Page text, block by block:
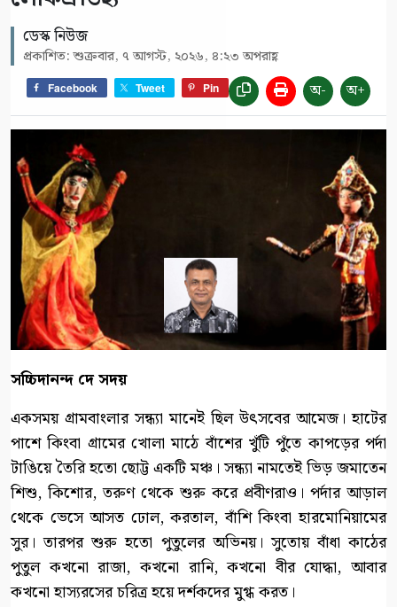
ডেস্ক নিউজ
প্রকাশিত: শুক্রবার, ৭ আগস্ট, ২০২৬, ৪:২৩ অপরাহ্ণ
Facebook Tweet Pin অ- অ+
সচ্চিদানন্দ দে সদয়
একসময় গ্রামবাংলার সন্ধ্যা মানেই ছিল উৎসবের আমেজ। হাটের
পাশে কিংবা গ্রামের খোলা মাঠে বাঁশের খুঁটি পুঁতে কাপড়ের পর্দা
টাঙিয়ে তৈরি হতো ছোট্ট একটি মঞ্চ। সন্ধ্যা নামতেই ভিড় জমাতেন
শিশু, কিশোর, তরুণ থেকে শুরু করে প্রবীণরাও। পর্দার আড়াল
থেকে ভেসে আসত ঢোল, করতাল, বাঁশি কিংবা হারমোনিয়ামের
সুর। তারপর শুরু হতো পুতুলের অভিনয়। সুতোয় বাঁধা কাঠের
পুতুল কখনো রাজা, কখনো রানি, কখনো বীর যোদ্ধা, আবার
কখনো হাস্যরসের চরিত্র হয়ে দর্শকদের মুগ্ধ করত।